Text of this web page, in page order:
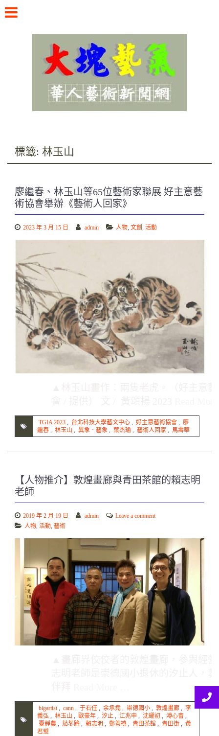
content
標籤: 林玉山
廖繼春、林玉山等65位藝術家聯展 好主意藝
術協會舉辦《藝術人回家》
2023 年 3 月 15 日 admin 人物, 文創 , 活動
TGIA 2023 , 台北科技大學藝文中心 , 好主意藝術協會 , 廖
繼春 , 林玉山 , 異象．藝象 , 葉杰瑜 , 藝術人回家 , 馬壽華
【人物推介】敦煌畫廊與青田茶館的賴志明
老師
2019 年 2 月 19 日 admin
Leave a comment
人物, 活動, 藝術
bigartist , cann , 于右任 , 余承堯 , 崇德國小 , 敦煌畫廊 , 李
義弘 , 林玉山 , 歐豪年 , 汐止 , 江兆申 , 沈耀初 , 溥心畬 ,
臺靜農 , 茄苳路 , 賴志明 , 鄭善禧 , 青田茶館 , 青田街 , 黃
君璧